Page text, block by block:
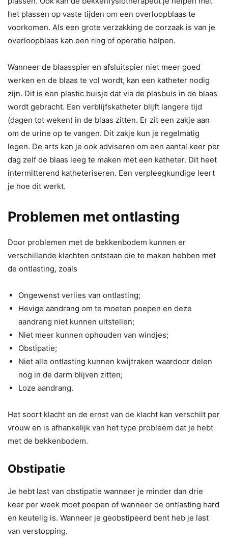
het plassen op vaste tijden om een overloopblaas te
voorkomen. Als een grote verzakking de oorzaak is van je
overloopblaas kan een ring of operatie helpen.
Wanneer de blaasspier en afsluitspier niet meer goed
werken en de blaas te vol wordt, kan een katheter nodig
zijn. Dit is een plastic buisje dat via de plasbuis in de blaas
wordt gebracht. Een verblijfskatheter blijft langere tijd
(dagen tot weken) in de blaas zitten. Er zit een zakje aan
om de urine op te vangen. Dit zakje kun je regelmatig
legen. De arts kan je ook adviseren om een aantal keer per
dag zelf de blaas leeg te maken met een katheter. Dit heet
intermitterend katheteriseren. Een verpleegkundige leert
je hoe dit werkt.
Problemen met ontlasting
Door problemen met de bekkenbodem kunnen er
verschillende klachten ontstaan die te maken hebben met
de ontlasting, zoals
Ongewenst verlies van ontlasting;
Hevige aandrang om te moeten poepen en deze
aandrang niet kunnen uitstellen;
Niet meer kunnen ophouden van windjes;
Obstipatie;
Niet alle ontlasting kunnen kwijtraken waardoor delen
nog in de darm blijven zitten;
Loze aandrang.
Het soort klacht en de ernst van de klacht kan verschilt per
vrouw en is afhankelijk van het type probleem dat je hebt
met de bekkenbodem.
Obstipatie
Je hebt last van obstipatie wanneer je minder dan drie
keer per week moet poepen of wanneer de ontlasting hard
en keutelig is. Wanneer je geobstipeerd bent heb je last
van verstopping.